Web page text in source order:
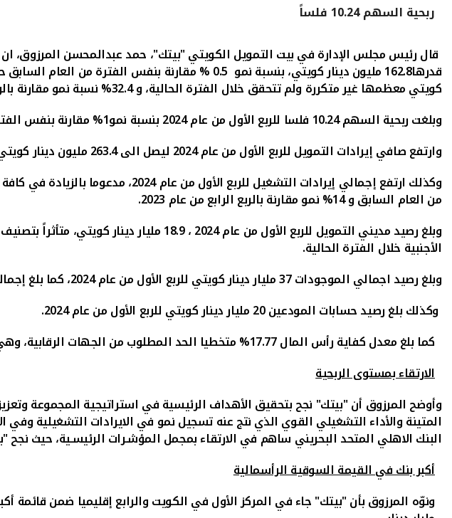
ربحية السهم 10.24 فلساً
قال رئيس مجلس الإدارة في بيت التمويل الكويتي "بيتك"، حمد عبدالمحسن المرزوق،
قدرها162.8مليون دينار كويتي،بنسبةنمو 0.5
%مقارنة بنفس الفترة من العام السابق
كويتيمعظمها غير متكررة ولمتتحقق خلال الفترة الحالية، و 32.4% نسبةنمو مقارنة
وبلغت ربحية السهم10.24 فلسا للربع الأول من عام 2024 بنسبة نمو 1% مقارنة بنفس
وارتفع صافي إيرادات التمويل للربع الأول من عام 2024
ليصل الى263.4مليون دينار
وكذلك ارتفع إجمالي إيرادات التشغيل للربع الأول من عام 2024، مدعوما بالزيادة في كافة الأنشطة الرئيسية
من العام السابق و 14% نمو مقارنة بالربع الرابع من عام 2023.
وبلغ رصيد مديني التمويل للربع الأول من عام 2024 ، 18.9 مليار دينار
كويتي، متأثراً
الأجنبية خلال الفترة الحالية.
وبلغرصيد اجمالي الموجودات37مليار ديناركويتي للربع الأول من عام 2024، كما بلغ إجمالي
وكذلك بلغ رصيد حسابات المودعين20مليار دينار كويتي للربع الأول من عام 2024
.
كما بلغ معدل كفاية رأس المال17.77% متخطيا الحد المطلوب من الجهات الرقابية،
الارتقاء بمستوى الربحية
وأوضح المرزوق أن "بيتك" نجح بتحقيق الأهداف الرئيسية في استراتيجية المجموعة وتعزيز
المتينة والأداء التشغيلي القوي الذي نتج عنه تسجيل نمو في الايرادات التشغيلية وفي
البنك الاهلي المتحد البحريني ساهم في الارتقاء بمجمل المؤشـرات الرئيسـية، حيث
أكبر بنك في القيمة السوقية الرأسمالية